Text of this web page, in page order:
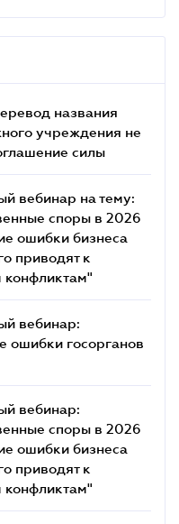
названия
учреждения не
силы
вебинар на тему:
споры в 2026
ошибки бизнеса
приводят к
конфликтам"
вебинар:
ошибки госорганов
вебинар:
споры в 2026
ошибки бизнеса
приводят к
конфликтам"